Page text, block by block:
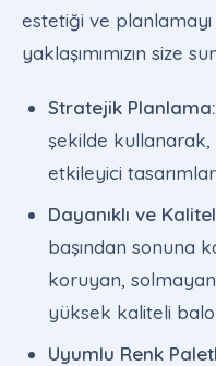
estetiği ve
yaklaşımımızın size
Stratejik Planlama:
şekilde
etkileyici
Dayanıklı ve
başından sonuna
koruyan,
yüksek kaliteli
Uyumlu Renk